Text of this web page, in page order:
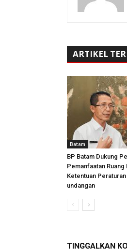
ARTIKEL
Batam
BP Batam Dukung
Pemanfaatan Ruang
Ketentuan
undangan
TINGGALKAN